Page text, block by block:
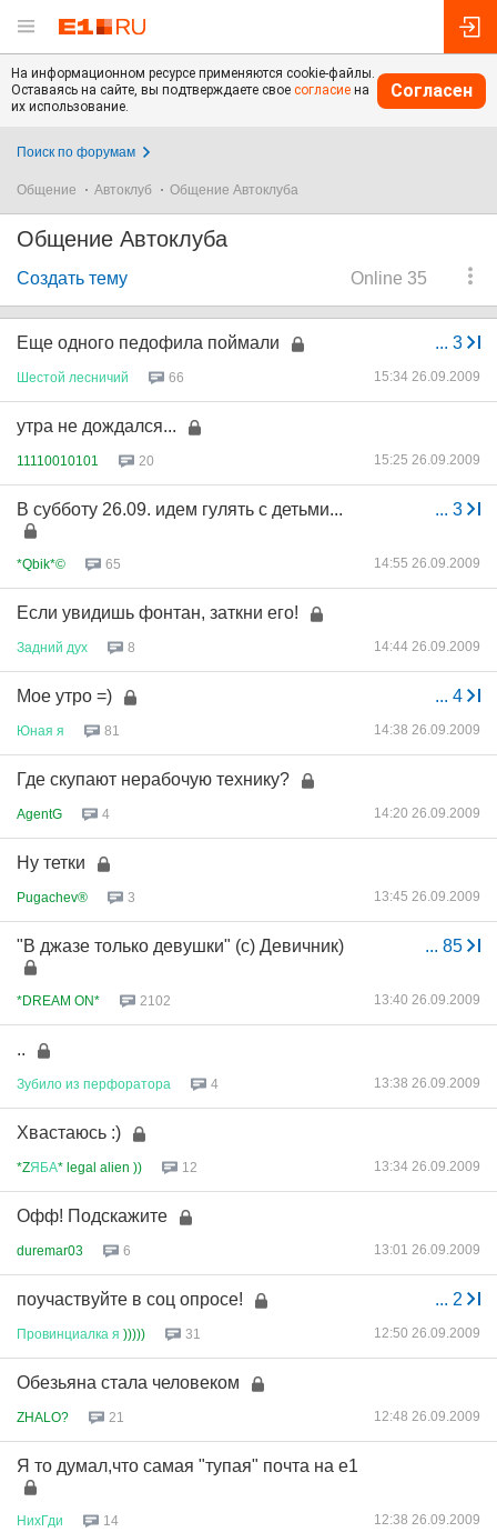
На информационном ресурсе применяются cookie-файлы.
Оставаясь на сайте, вы подтверждаете свое согласие на
их использование.
Согласен
Поиск по форумам
Общение Автоклуб Общение Автоклуба
Общение Автоклуба
Online 35
Создать тему
... 3
Еще одного педофила поймали
Шестой лесничий 66 15:34 26.09.2009
утра не дождался...
11110010101 20 15:25 26.09.2009
... 3
В субботу 26.09. идем гулять с детьми...
*Qbik*© 65 14:55 26.09.2009
Если увидишь фонтан, заткни его!
Задний дух 8 14:44 26.09.2009
... 4
Мое утро =)
Юная я 81 14:38 26.09.2009
Где скупают нерабочую технику?
AgentG 4 14:20 26.09.2009
Ну тетки
Pugachev® 3 13:45 26.09.2009
... 85
"В джазе только девушки" (с) Девичник)
*DREAM ON* 2102 13:40 26.09.2009
..
Зубило из перфоратора 4 13:38 26.09.2009
Хвастаюсь :)
*ZЯБА* legal alien )) 12 13:34 26.09.2009
Офф! Подскажите
duremar03 6 13:01 26.09.2009
... 2
поучаствуйте в соц опросе!
Провинциалка я ))))) 31 12:50 26.09.2009
Обезьяна стала человеком
ZHALO? 21 12:48 26.09.2009
Я то думал,что самая "тупая" почта на е1
НихГди 14 12:38 26.09.2009